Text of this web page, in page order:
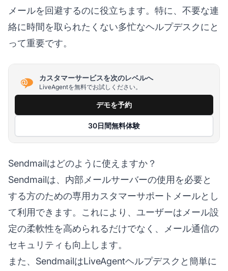
メールを回避するのに役立ちます。特に、不要な連
絡に時間を取られたくない多忙なヘルプデスクにと
って重要です。
カスタマーサービスを次のレベルへ
LiveAgentを無料でお試しください。
デモを予約
30日間無料体験
Sendmailはどのように使えますか？
Sendmailは、内部メールサーバーの使用を必要と
する方のための専用カスタマーサポートメールとし
て利用できます。これにより、ユーザーはメール設
定の柔軟性を高められるだけでなく、メール通信の
セキュリティも向上します。
また、SendmailはLiveAgentヘルプデスクと簡単に